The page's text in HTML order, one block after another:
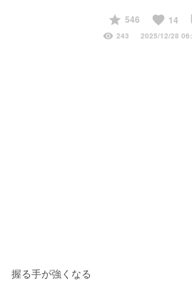
start
546 favorite 14
visibility 243 2025/12/28
握る手が強くなる